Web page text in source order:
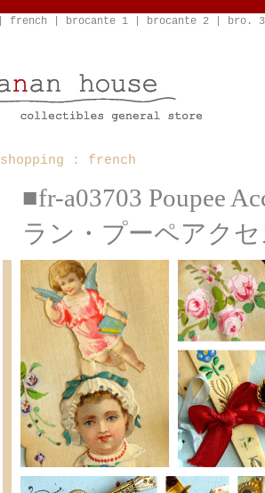
french brocante 1 brocante 2 bro. 3
shopping : french
■fr-a03703 Poupee
ラン・プーペアク